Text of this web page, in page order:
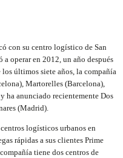
con su centro logístico de San
operar en 2012, un año después
últimos siete años, la compañía
Martorelles (Barcelona),
ha anunciado recientemente Dos
(Madrid).
logísticos urbanos en
rápidas a sus clientes Prime
tiene dos centros de